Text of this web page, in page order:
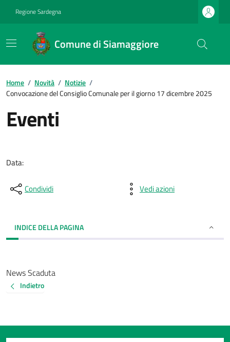
Regione Sardegna
Comune di Siamaggiore
Home / Novità / Notizie /
Convocazione del Consiglio Comunale per il giorno 17 dicembre 2025
Eventi
Data:
Condividi Vedi azioni
INDICE DELLA PAGINA
News Scaduta
Indietro